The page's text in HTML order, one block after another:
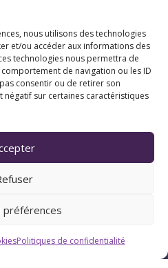
nous utilisons des technologies
et/ou accéder aux informations des
technologies nous permettra de
de navigation ou les ID
consentir ou de retirer son
négatif sur certaines caractéristiques
préférences
Politiques de confidentialité